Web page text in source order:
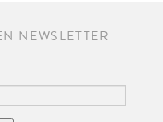
NEWSLETTER